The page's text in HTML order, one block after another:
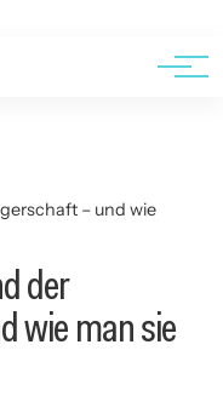
– und wie
der
wie man sie